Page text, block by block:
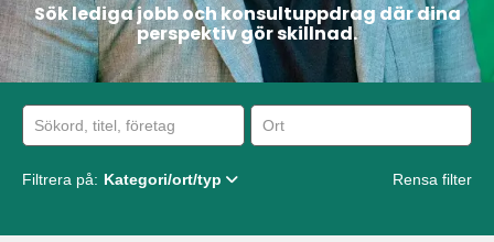
Sök lediga jobb och konsultuppdrag där dina
perspektiv gör skillnad.
Filtrera på: Kategori/ort/typ Rensa filter